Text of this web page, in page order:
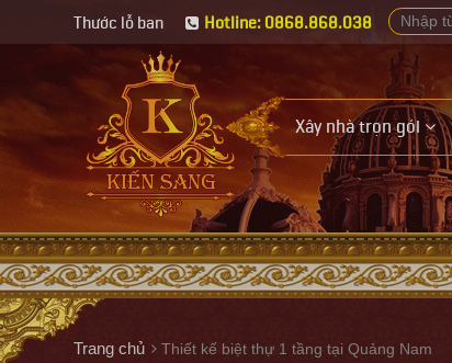
Thước lỗ ban Hotline: 0868.868.038
Xây nhà trọn gói
Trang chủ Thiết kế biệt thự 1 tầng tại Quảng Nam